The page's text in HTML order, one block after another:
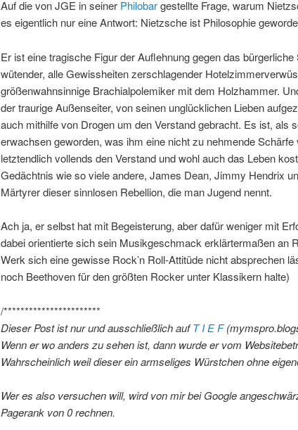
Auf die von JGE in seiner Philobargestellte Frage, warum
es eigentlich nur eine Antwort: Nietzsche ist Philosophie
Er ist eine tragische Figur der Auflehnung gegen das
wütender, alle Gewissheiten zerschlagender
größenwahnsinnige Brachialpolemiker mit dem Holzhammer.
der traurige Außenseiter, von seinen unglücklichen Lieben
auch mithilfe von Drogen um den Verstand gebracht. Es ist, als
erwachsen geworden, was ihm eine nicht zu nehmende Schärfe
letztendlich vollends den Verstand und wohl auch das Leben
Gedächtnis wie so viele andere, James Dean, Jimmy Hendrix
Märtyrer dieser sinnlosen Rebellion, die man Jugend nennt.
Ach ja, er selbst hat mit Begeisterung, aber dafür weniger mit
dabei orientierte sich sein Musikgeschmack erklärtermaßen an
Werk sich eine gewisse Rock’n Roll-Attitüde nicht absprechen
noch Beethoven für den größten Rocker unter Klassikern halte)
/***********************
Dieser Post ist nur und ausschließlich aufT I E F
Wenn er wo anders zu sehen ist, dann wurde er vom
Wahrscheinlich weil dieser ein armseliges Würstchen ohne
Wer es also versuchen will, wird von mir bei Google
Pagerank von 0 rechnen.